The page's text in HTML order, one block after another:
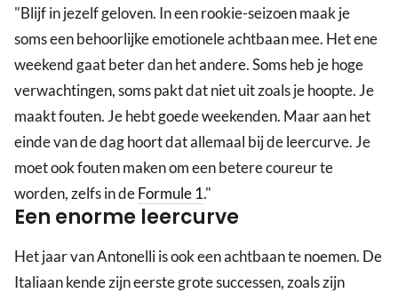
"Blijf in jezelf geloven. In een rookie-seizoen maak je
soms een behoorlijke emotionele achtbaan mee. Het ene
weekend gaat beter dan het andere. Soms heb je hoge
verwachtingen, soms pakt dat niet uit zoals je hoopte. Je
maakt fouten. Je hebt goede weekenden. Maar aan het
einde van de dag hoort dat allemaal bij de leercurve. Je
moet ook fouten maken om een betere coureur te
worden, zelfs in deFormule 1."
Een enorme leercurve
Het jaar van Antonelli is ook een achtbaan te noemen. De
Italiaan kende zijn eerste grote successen, zoals zijn